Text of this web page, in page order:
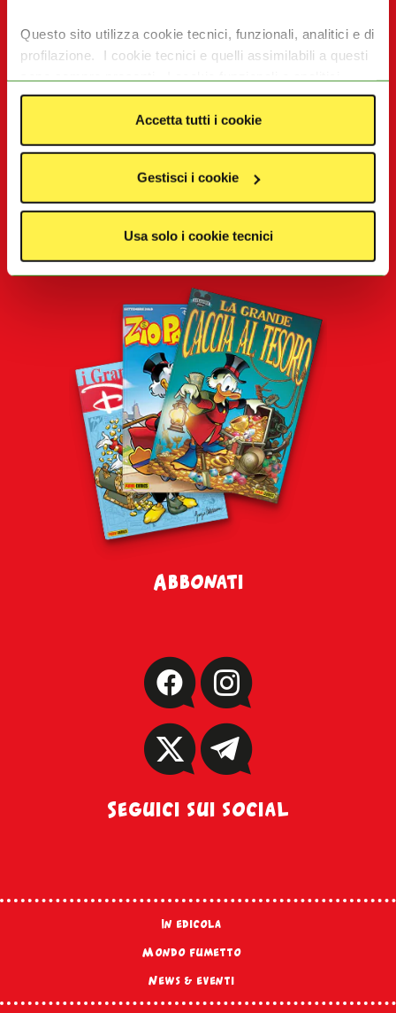
Questo sito utilizza cookie tecnici, funzionali, analitici e di
profilazione. I cookie tecnici e quelli assimilabili a questi
sono sempre presenti. I cookie funzionali e analitici
consentono di migliorare le funzionalità del sito
monitorando l’utilizzo del sito stesso. I cookie di
profilazione e le tecnologie assimilabili, quali pixel e tag,
agli interessi degli utenti. I dati da essi generati possono
essere condivisi con terze parti tra cui Google, Facebook
. Se vuoi invece differenziare le
tue preferenze o negare il consenso clicca su
“Usa solo i cookie tecnici” . Cliccando su
"Usa solo i Cookie tecnici"o sullaXdi chiusura di
questo banner in alto a destra nessun’altra tipologia di
cookie verrà settata. Infine, se vuoi avere maggiori
informazioni, leggi la nostraCookie Policy
Accetta tutti i cookie
Gestisci i cookie
Usa solo i cookie tecnici
Acquista Topolino
Abbonati
Seguici sui social
In edicola
Mondo fumetto
News & eventi